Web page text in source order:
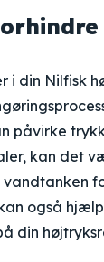
i din Nilfisk
påvirke
kan det
også
din